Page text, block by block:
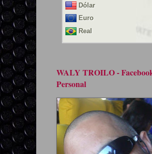
WALY TROILO -
Personal